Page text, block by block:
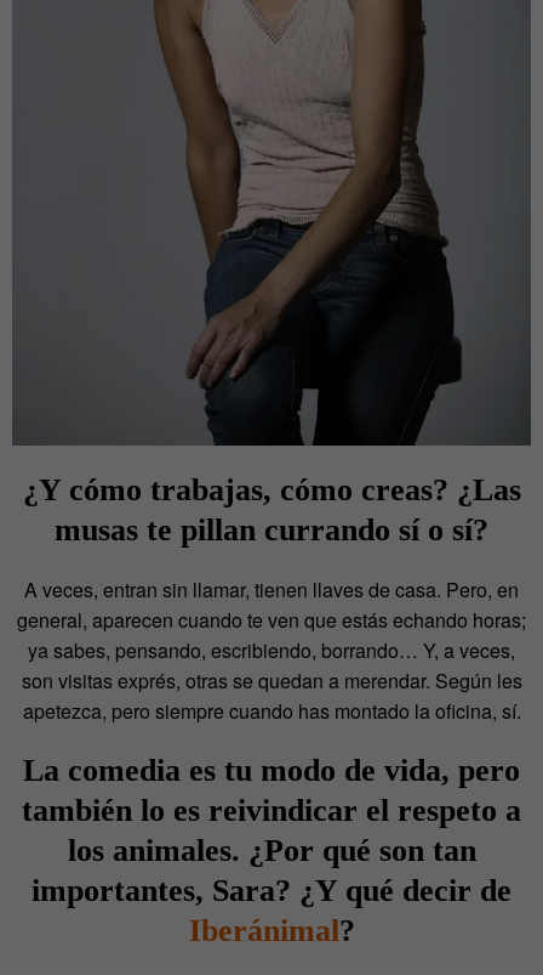
¿Y cómo trabajas, cómo creas? ¿Las
musas te pillan currando sí o sí?
A veces, entran sin llamar, tienen llaves de casa. Pero, en
general, aparecen cuando te ven que estás echando horas;
ya sabes, pensando, escribiendo, borrando… Y, a veces,
son visitas exprés, otras se quedan a merendar. Según les
apetezca, pero siempre cuando has montado la oficina, sí.
La comedia es tu modo de vida, pero
también lo es reivindicar el respeto a
los animales. ¿Por qué son tan
importantes, Sara? ¿Y qué decir de
Iberánimal?